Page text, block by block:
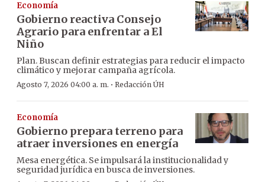
Economía
Gobierno reactiva Consejo
Agrario para enfrentar a El
Niño
Plan. Buscan definir estrategias para reducir el impacto
climático y mejorar campaña agrícola.
Agosto 7, 2026 04:00 a. m. · Redacción ÚH
Economía
Gobierno prepara terreno para
atraer inversiones en energía
Mesa energética. Se impulsará la institucionalidad y
seguridad jurídica en busca de inversiones.